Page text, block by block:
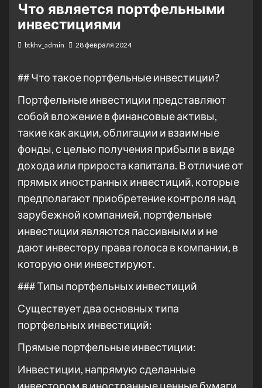
Что является портфельными
инвестициями
btkhv_admin 28 февраля 2024
## Что такое портфельные инвестиции?
Портфельные инвестиции представляют
собой вложение в финансовые активы,
такие как акции, облигации и взаимные
фонды, с целью получения прибыли в виде
дохода или прироста капитала. В отличие от
прямых иностранных инвестиций, которые
предполагают приобретение контроля над
зарубежной компанией, портфельные
инвестиции являются пассивными и не
дают инвестору права голоса в компании, в
которую они инвестируют.
### Типы портфельных инвестиций
Существует два основных типа
портфельных инвестиций:
Прямые портфельные инвестиции:
Инвестиции, напрямую сделанные